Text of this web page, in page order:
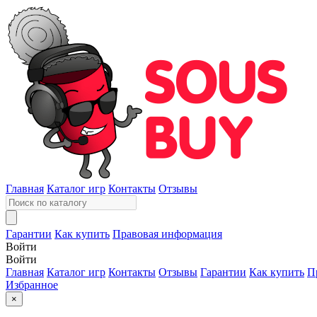
Главная Каталог игр Контакты Отзывы
Гарантии Как купить Правовая информация
Войти
Войти
Главная Каталог игр Контакты Отзывы Гарантии Как купить
Избранное
×